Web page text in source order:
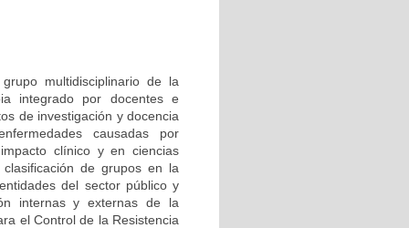
multidisciplinario de la
integrado por docentes e
de investigación y docencia
causadas por
clínico y en ciencias
de grupos en la
del sector público y
internas y externas de la
el Control de la Resistencia